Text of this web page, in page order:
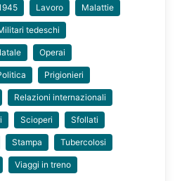
Lavoro Malattie
tedeschi
Operai
Prigionieri
Relazioni internazionali
Scioperi Sfollati
Stampa Tubercolosi
Viaggi in treno